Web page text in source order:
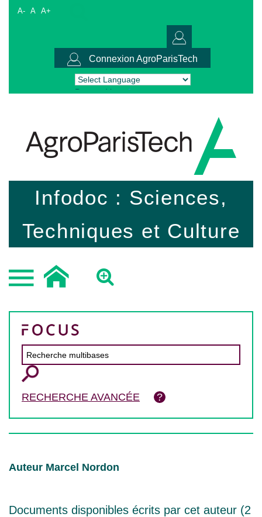
A- A A+
Connexion AgroParisTech
Powered by Translate
Infodoc : Sciences,
Techniques et Culture
RECHERCHE AVANCÉE
Auteur Marcel Nordon
Documents disponibles écrits par cet auteur (2